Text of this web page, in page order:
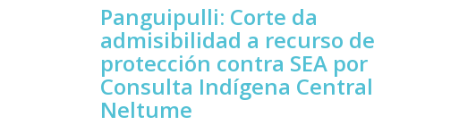
Panguipulli: Corte da
admisibilidad a recurso de
protección contra SEA por
Consulta Indígena Central
Neltume